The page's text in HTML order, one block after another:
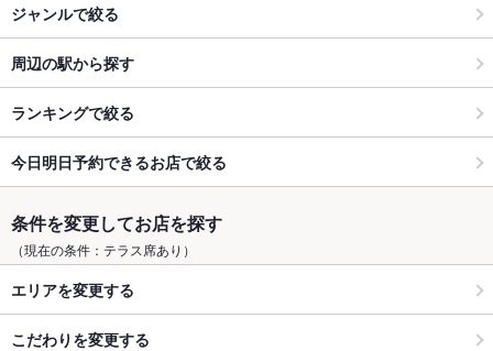
ジャンルで絞る
周辺の駅から探す
ランキングで絞る
今日明日予約できるお店で絞る
条件を変更してお店を探す
（現在の条件：テラス席あり）
エリアを変更する
こだわりを変更する